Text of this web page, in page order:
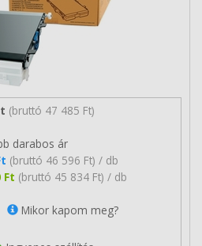
(bruttó 47 485 Ft)
darabos ár
(bruttó 46 596 Ft) / db
Ft (bruttó 45 834 Ft) / db
Mikor kapom meg?